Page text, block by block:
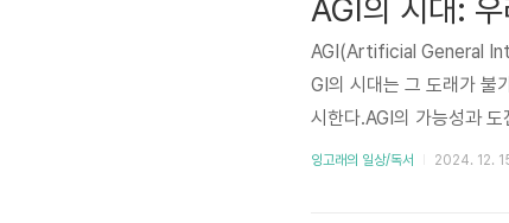
AGI의 시대:
AGI(Artificial General
GI의 시대는 그 도래가 불
시한다.AGI의 가능성과
다. 하지만 AGI는 다르다.
잉고래의 일상/독서 2024. 12.